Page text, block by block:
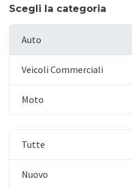
Scegli la categoria
Auto
Veicoli Commerciali
Moto
Tutte
Nuovo